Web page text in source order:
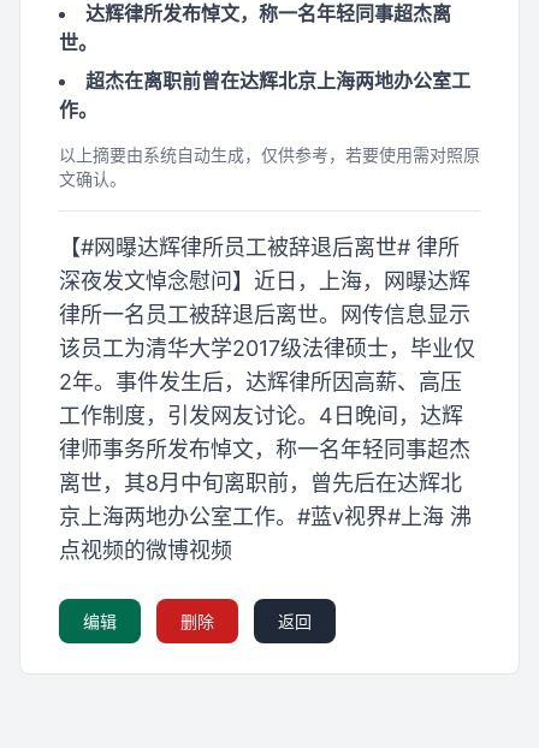
达辉律所发布悼文，称一名年轻同事超杰离
世。
超杰在离职前曾在达辉北京上海两地办公室工
作。
以上摘要由系统自动生成，仅供参考，若要使用需对照原
文确认。
【#网曝达辉律所员工被辞退后离世# 律所
深夜发文悼念慰问】近日，上海，网曝达辉
律所一名员工被辞退后离世。网传信息显示
该员工为清华大学2017级法律硕士，毕业仅
2年。事件发生后，达辉律所因高薪、高压
工作制度，引发网友讨论。4日晚间，达辉
律师事务所发布悼文，称一名年轻同事超杰
离世，其8月中旬离职前，曾先后在达辉北
京上海两地办公室工作。#蓝v视界#上海 沸
点视频的微博视频
编辑 删除 返回